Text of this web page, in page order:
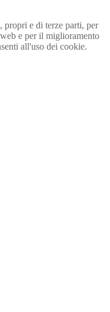
propri e di terze parti, per
e per il miglioramento
all'uso dei cookie.